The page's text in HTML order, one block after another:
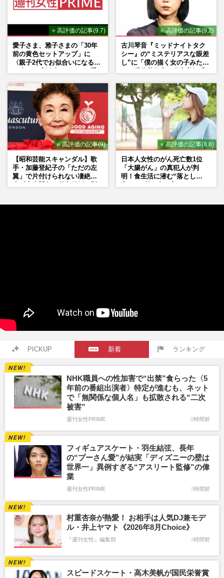
⭐ 高評価の記事(9.7)
愛子さま、雅子さまの「30年
前の黄色セットアップ」に
〈親子2代でお似合いになる〉
⭐ 高評価の記事(9.2)
古川琴音『ミッドナイトタク
シー』の“ミステリアスな眼差
し”に「僕の描く女の子みた
⭐ 高評価の記事(9)
【昭和芸能スキャンダル】歌
手・加藤登紀子の「ただの左
翼」で片付けられない凄絶半
⭐ 高評価の記事(8.8)
日本人女性のがん死亡数1位
「大腸がん」の真犯人が判
明！食生活に潜む“落とし
PICKUP 新着 ランキング
NHK職員への性加害で“出禁”食らった〈5
年前の番組出演者〉特定が進むも、ネット
で「無関係な個人名」も拡散される“二次
被害”
週刊女性PRIME 0時間前
フィギュアスケート・羽生結弦、長年
の“プーさん愛”が結実「ディズニーの壁は
世界一」異例すぎる“アスリート監修”の偉
業
週刊女性PRIME 1時間前
村重杏奈が熱愛！ お相手は人気DJ兼モデ
ル・井上ヤマト《2026年8月Choice》
『週刊女性』編集部 1時間前
スピードスケート・高木美帆が国民栄誉賞